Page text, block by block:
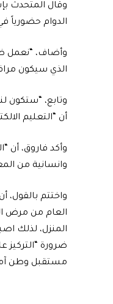
وقال المتحدث
الدوام حضورياً
وأضاف، “نعمل
الذي سيكون
وتابع، “ستكون
أن “التعليم
وأكد فاروق، أن
وانسانية من
واختتم بالقول،
العام من مرض
المنزل، لذلك
ضرورة “التركيز
مستقبل وطن